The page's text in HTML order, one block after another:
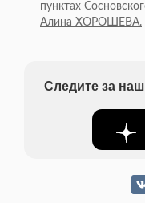
пунктах
Алина ХОРОШЕВА.
Следите за